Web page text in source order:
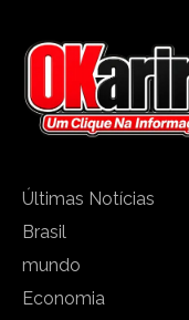
Últimas Notícias
Brasil
mundo
Economia